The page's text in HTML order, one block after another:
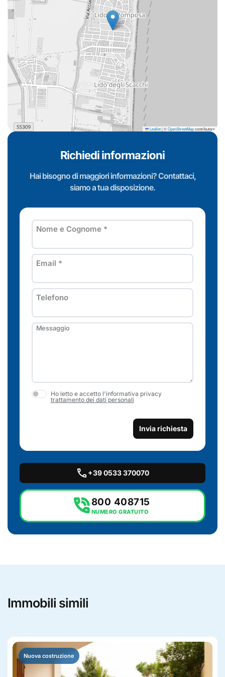
Leaflet|©OpenStreetMapcontributors
Richiedi informazioni
Hai bisogno di maggiori informazioni? Contattaci,
siamo a tua disposizione.
Nome e Cognome *
Email *
Telefono
Messaggio
Ho letto e accetto l'informativa privacy
trattamento dei dati personali
Invia richiesta
call +39 0533 370070
phone_in_talk800 408715
NUMERO GRATUITO
Immobili simili
Nuova costruzione